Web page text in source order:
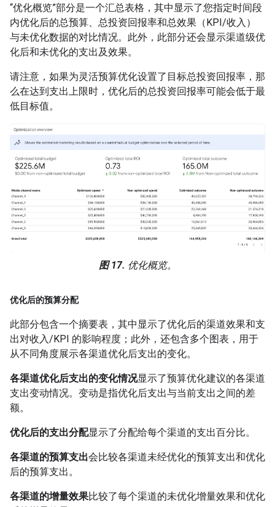
“优化概览”部分是一个汇总表格，其中显示了您指定时间段
内优化后的总预算、总投资回报率和总效果（KPI/收入）
与未优化数据的对比情况。此外，此部分还会显示渠道级优
化后和未优化的支出及效果。
请注意，如果为灵活预算优化设置了目标总投资回报率，那
么在达到支出上限时，优化后的总投资回报率可能会低于最
低目标值。
图 17. 优化概览。
优化后的预算分配
此部分包含一个摘要表，其中显示了优化后的渠道效果和支
出对收入/KPI 的影响程度；此外，还包含多个图表，用于
从不同角度展示各渠道优化后支出的变化。
各渠道优化后支出的变化情况显示了预算优化建议的各渠道
支出变动情况。变动是指优化后支出与当前支出之间的差
额。
优化后的支出分配显示了分配给每个渠道的支出百分比。
各渠道的预算支出会比较各渠道未经优化的预算支出和优化
后的预算支出。
各渠道的增量效果比较了每个渠道的未优化增量效果和优化